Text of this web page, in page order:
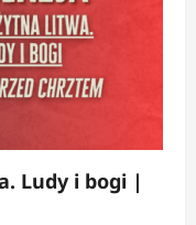
Ludy i bogi |